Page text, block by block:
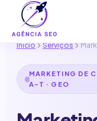
Início Serviços
MARKETING DE
A-T · GEO